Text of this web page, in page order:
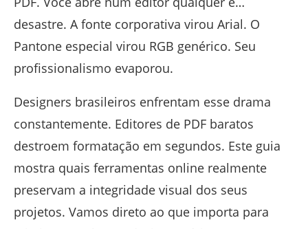
desastre. A fonte corporativa virou Arial. O
Pantone especial virou RGB genérico. Seu
profissionalismo evaporou.
Designers brasileiros enfrentam esse drama
constantemente. Editores de PDF baratos
destroem formatação em segundos. Este guia
mostra quais ferramentas online realmente
preservam a integridade visual dos seus
projetos. Vamos direto ao que importa para